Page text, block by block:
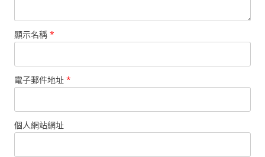
顯示名稱 *
電子郵件地址 *
個人網站網址